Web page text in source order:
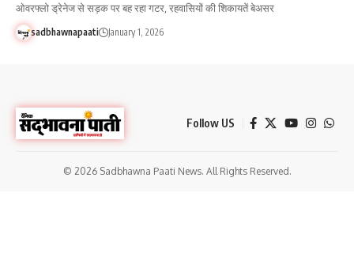
ओवरफ्लो ड्रेनेज से सड़क पर बह रहा गटर, रहवासियों की शिकायतें बेअसर
sadbhawnapaati January 1, 2026
Follow US
© 2026 Sadbhawna Paati News. All Rights Reserved.